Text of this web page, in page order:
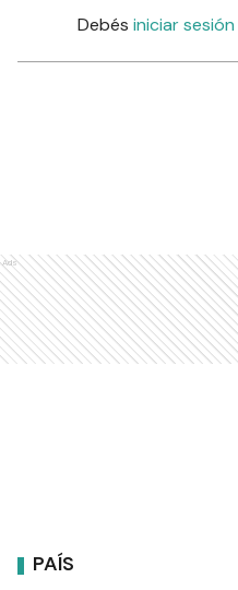
Debés iniciar sesión
Ads
PAÍS